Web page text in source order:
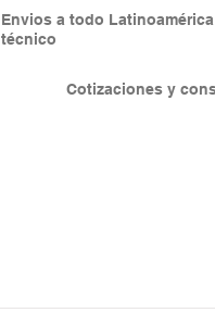
Cotizaciones y
Envios a todo
técnico